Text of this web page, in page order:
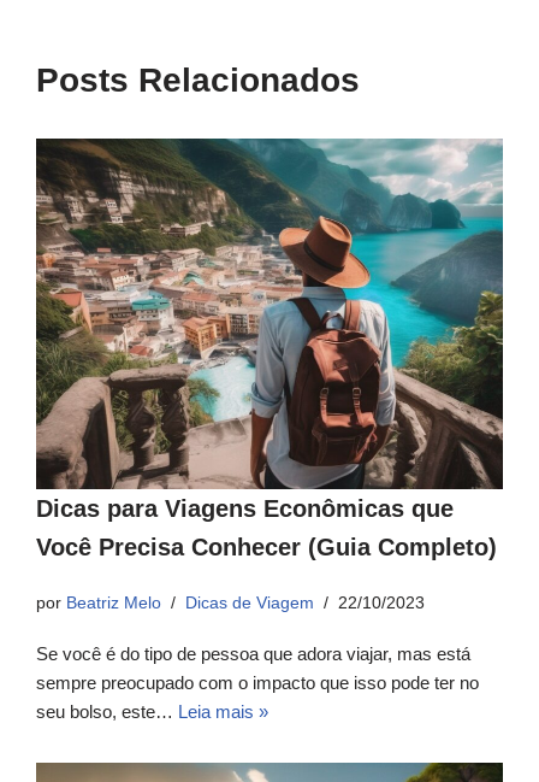
Posts Relacionados
Dicas para Viagens Econômicas que
Você Precisa Conhecer (Guia Completo)
por Beatriz Melo Dicas de Viagem 22/10/2023
Se você é do tipo de pessoa que adora viajar, mas está
sempre preocupado com o impacto que isso pode ter no
seu bolso, este… Leia mais »